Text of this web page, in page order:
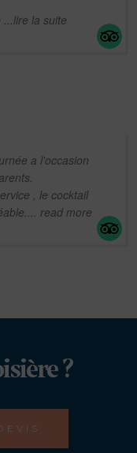
...lire la suite
a l'occasion
, le cocktail
... read more
?